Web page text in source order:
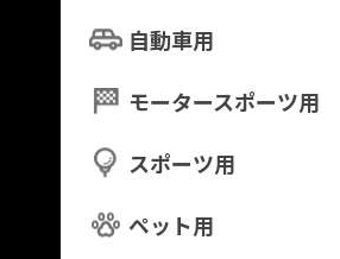
自動車用
モータースポーツ用
スポーツ用
ペット用